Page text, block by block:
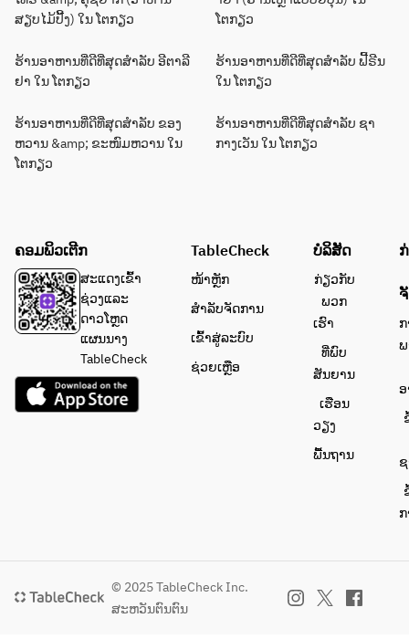
ສຽບໄມ້ປີ້ງ) ໃນ ໂຕກຽວ
ໂຕກຽວ
ຮ້ານອາຫານທີ່ດີທີ່ສຸດສຳລັບ ອີຕາລີ
ຢາ ໃນ ໂຕກຽວ
ຮ້ານອາຫານທີ່ດີທີ່ສຸດສຳລັບ ຟີ້ຣີນ
ໃນ ໂຕກຽວ
ຮ້ານອາຫານທີ່ດີທີ່ສຸດສຳລັບ ຂອງ
ຫວານ &amp; ຂະໜົມຫວານ ໃນ
ໂຕກຽວ
ຮ້ານອາຫານທີ່ດີທີ່ສຸດສຳລັບ ຊາ
ກາງເວັນ ໃນ ໂຕກຽວ
ຄອມພິວເຕີກ
ສະແດງເຂົ້າ
ຊ່ວງແລະ
ດາວໂຫຼດ
ແຜນນາງ
TableCheck
TableCheck
ໜ້າຫຼັກ
ສຳລັບຈັດການ
ເຂົ້າສູ່ລະບົບ
ຊ່ວຍເຫຼືອ
ບໍລິສັດ
ກ່ຽວກັບ
ພວກ
ເຮົາ
ທີ່ພົບ
ສັນຍານ
ເຮືອນ
ວຽງ
ພື້ນຖານ
© 2025 TableCheck Inc.
ສະຫວັນຕົນຕົນ